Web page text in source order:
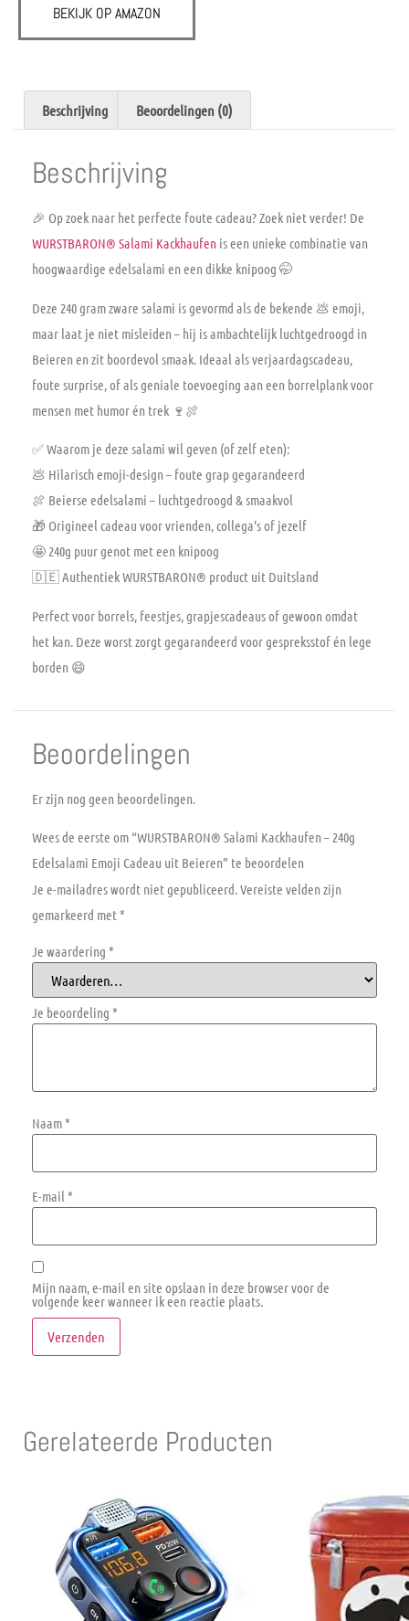
BEKIJK OP AMAZON
Beschrijving Beoordelingen (0)
Beschrijving
🎉 Op zoek naar het perfecte foute cadeau?Zoek niet verder! De
WURSTBARON® Salami Kackhaufen is een unieke combinatie van
hoogwaardige edelsalami en een dikke knipoog 🤭
Deze 240 gram zware salami is gevormd als de bekende 💩 emoji,
maar laat je niet misleiden – hij is ambachtelijk luchtgedroogd in
Beieren en zit boordevol smaak. Ideaal alsverjaardagscadeau,
foute surprise, of als geniale toevoeging aan een borrelplank voor
mensen met humor én trek 🍷🍖
✅ Waarom je deze salami wil geven (of zelf eten):
💩 Hilarisch emoji-design – foute grap gegarandeerd
🍖 Beierse edelsalami – luchtgedroogd & smaakvol
🎁 Origineel cadeau voor vrienden, collega’s of jezelf
🤩 240g puur genot met een knipoog
🇩🇪 Authentiek WURSTBARON® product uit Duitsland
Perfect voor borrels, feestjes, grapjescadeaus of gewoon omdat
het kan. Deze worst zorgt gegarandeerd voor gespreksstof én lege
borden 😄
Beoordelingen
Er zijn nog geen beoordelingen.
Wees de eerste om “WURSTBARON® Salami Kackhaufen – 240g
Edelsalami Emoji Cadeau uit Beieren” te beoordelen
Je e-mailadres wordt niet gepubliceerd.Vereiste velden zijn
gemarkeerd met*
Je waardering *
Je beoordeling *
Naam*
E-mail *
Mijn naam, e-mail en site opslaan in deze browser voor de
volgende keer wanneer ik een reactie plaats.
Gerelateerde Producten